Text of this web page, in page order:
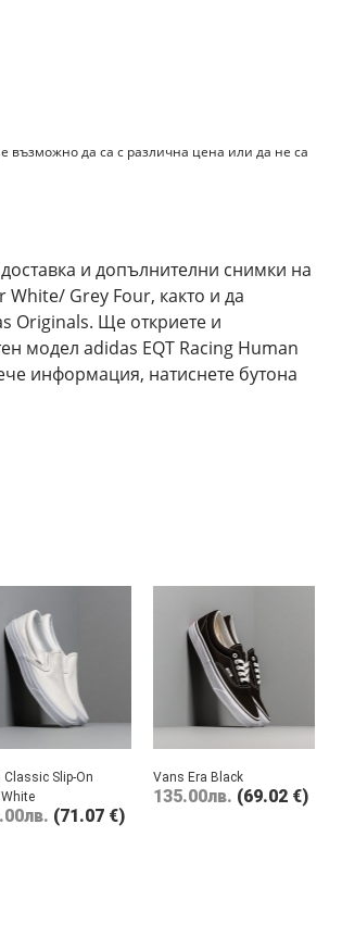
възможно да са с различна цена или да не са
и допълнителни снимки на
Grey Four, както и да
Originals. Ще откриете и
модел adidas EQT Racing Human
информация, натиснете бутона
Classic Slip-On
лв. (71.07 €)
Vans Era Black
135.00лв. (69.02 €)